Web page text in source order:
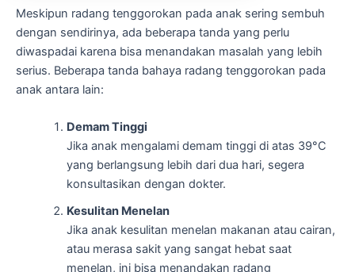
Meskipun radang tenggorokan pada anak sering sembuh
dengan sendirinya, ada beberapa tanda yang perlu
diwaspadai karena bisa menandakan masalah yang lebih
serius. Beberapa tanda bahaya radang tenggorokan pada
anak antara lain:
Demam Tinggi
Jika anak mengalami demam tinggi di atas 39°C
yang berlangsung lebih dari dua hari, segera
konsultasikan dengan dokter.
Kesulitan Menelan
Jika anak kesulitan menelan makanan atau cairan,
atau merasa sakit yang sangat hebat saat
menelan, ini bisa menandakan radang